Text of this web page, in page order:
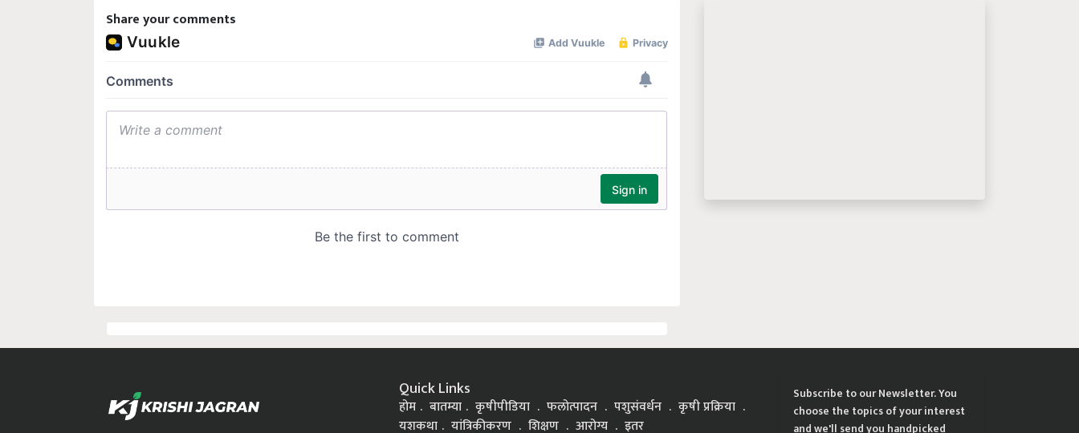
Share your comments
Quick Links
होम बातम्या कृषीपीडिया फलोत्पादन पशुसंवर्धन
कृषी प्रक्रिया
यशकथा
यांत्रिकीकरण शिक्षण आरोग्य इतर
Subscribe to our Newsletter. You
choose the topics of your interest
and we'll send you handpicked